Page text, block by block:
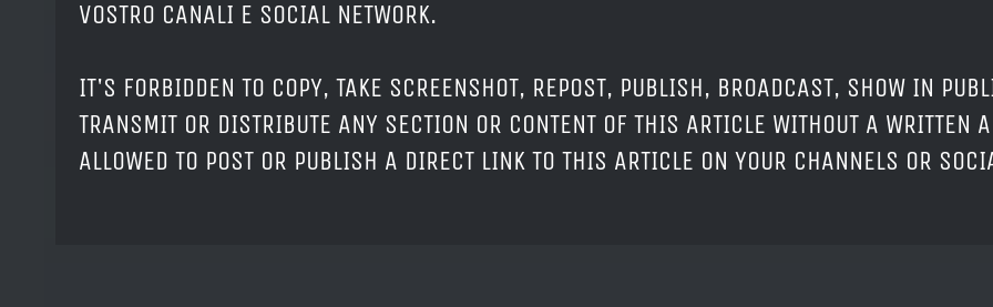
VOSTRO CANALI E SOCIAL NETWORK.
IT'S FORBIDDEN TO COPY, TAKE SCREENSHOT, REPOST, PUBLISH, BROADCAST, SHOW IN
TRANSMIT OR DISTRIBUTE ANY SECTION OR CONTENT OF THIS ARTICLE WITHOUT A WRITTEN
ALLOWED TO POST OR PUBLISH A DIRECT LINK TO THIS ARTICLE ON YOUR CHANNELS OR